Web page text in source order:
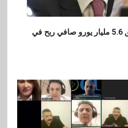
إنتيسا سان باولو تحقق 5.6 مليار يورو صافي ربح في